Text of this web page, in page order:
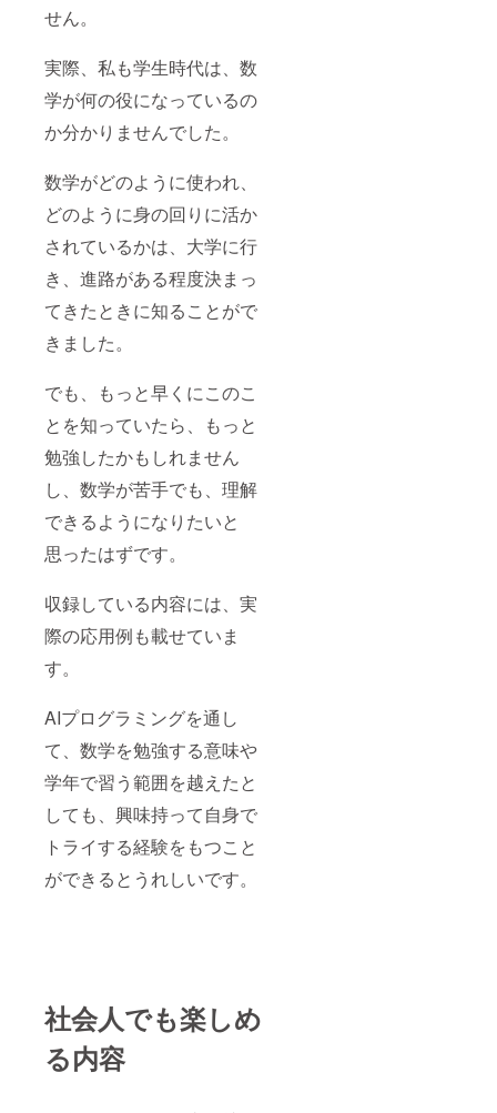
せん。
実際、私も学生時代は、数
学が何の役になっているの
か分かりませんでした。
数学がどのように使われ、
どのように身の回りに活か
されているかは、大学に行
き、進路がある程度決まっ
てきたときに知ることがで
きました。
でも、もっと早くにこのこ
とを知っていたら、もっと
勉強したかもしれません
し、数学が苦手でも、理解
できるようになりたいと
思ったはずです。
収録している内容には、実
際の応用例も載せていま
す。
AIプログラミングを通し
て、数学を勉強する意味や
学年で習う範囲を越えたと
しても、興味持って自身で
トライする経験をもつこと
ができるとうれしいです。
社会人でも楽しめ
る内容